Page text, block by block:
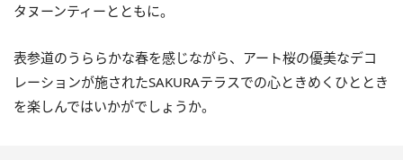
タヌーンティーとともに。
表参道のうららかな春を感じながら、アート桜の優美なデコ
レーションが施されたSAKURAテラスでの心ときめくひととき
を楽しんではいかがでしょうか。